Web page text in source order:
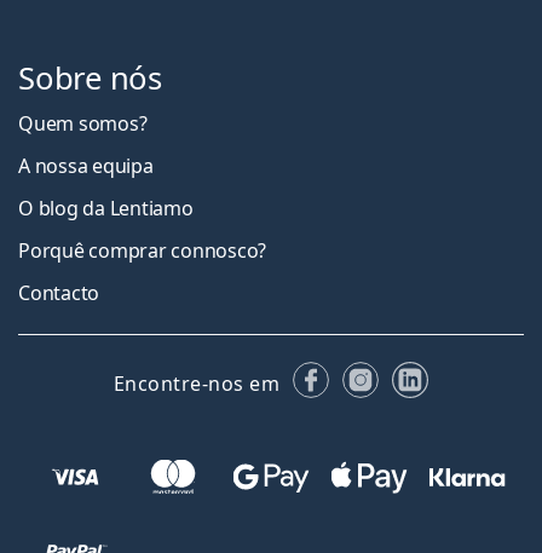
Sobre nós
Quem somos?
A nossa equipa
O blog da Lentiamo
Porquê comprar connosco?
Contacto
Encontre-nos em FacebookInstagram
LinkedIn